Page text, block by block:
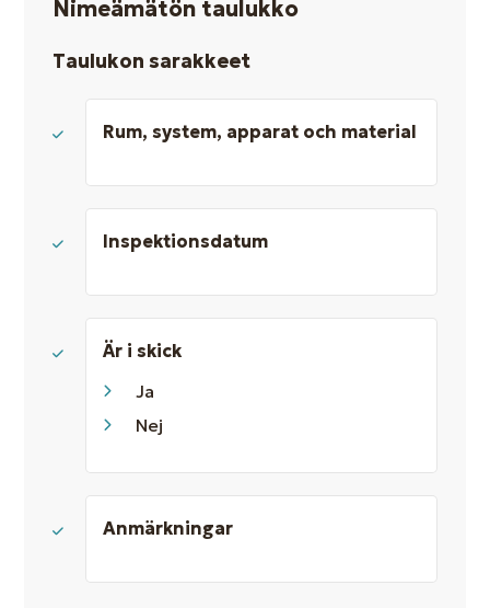
Nimeämätön taulukko
Taulukon sarakkeet
Rum, system, apparat och material
Inspektionsdatum
Är i skick
Ja
Nej
Anmärkningar